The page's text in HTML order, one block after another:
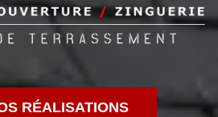
RÉALISATIONS